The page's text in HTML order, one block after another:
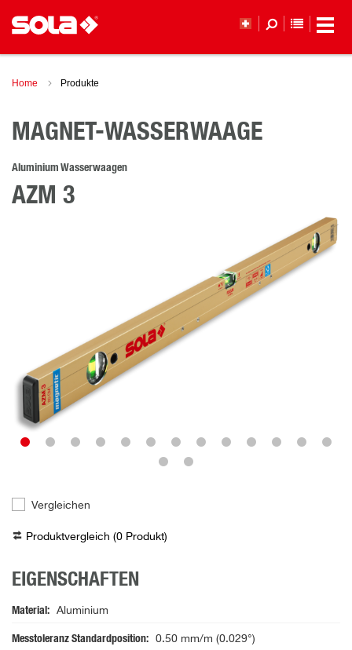
Home Produkte
MAGNET-WASSERWAAGE
Aluminium Wasserwaagen
AZM 3
Vergleichen
Produktvergleich (0 Produkt)
EIGENSCHAFTEN
Material Aluminium
Messtoleranz Standardposition 0.50 mm/m (0.029°)